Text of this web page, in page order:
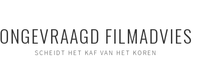
ONGEVRAAGD FILMADVIES
SCHEIDT HET KAF VAN HET KOREN